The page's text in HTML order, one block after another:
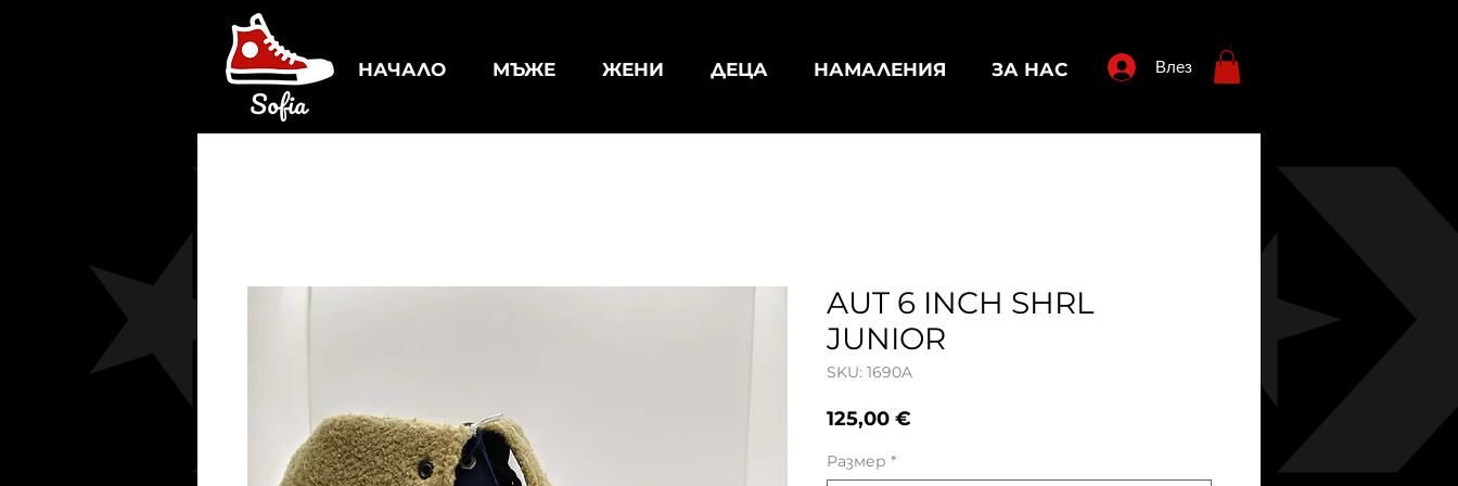
НАЧАЛО МЪЖЕ ЖЕНИ ДЕЦА НАМАЛЕНИЯ ЗА НАС Влез
AUT 6 INCH SHRL
JUNIOR
SKU: 1690A
125,00 €
Размер *